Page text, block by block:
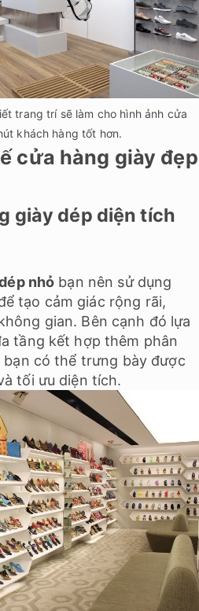
trang trí sẽ làm cho hình ảnh cửa
khách hàng tốt hơn.
cửa hàng giày đẹp
giày dép diện tích
nhỏ bạn nên sử dụng
tạo cảm giác rộng rãi,
gian. Bên cạnh đó lựa
tầng kết hợp thêm phân
có thể trưng bày được
tối ưu diện tích.